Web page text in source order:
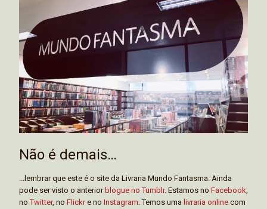
Não é demais…
...lembrar que este é o site da Livraria Mundo Fantasma. Ainda
pode ser visto o anteriorblogue no Tumblr. Estamos no Facebook
noTwitter, no Flickre no Instagram . Temos uma livraria online com